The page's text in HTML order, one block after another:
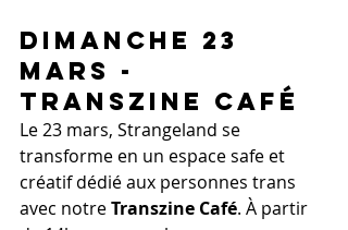
Dimanche 23
Mars -
Transzine Café
Le 23 mars, Strangeland se
transforme en un espace safe et
créatif dédié aux personnes trans
avec notre Transzine Café. À partir